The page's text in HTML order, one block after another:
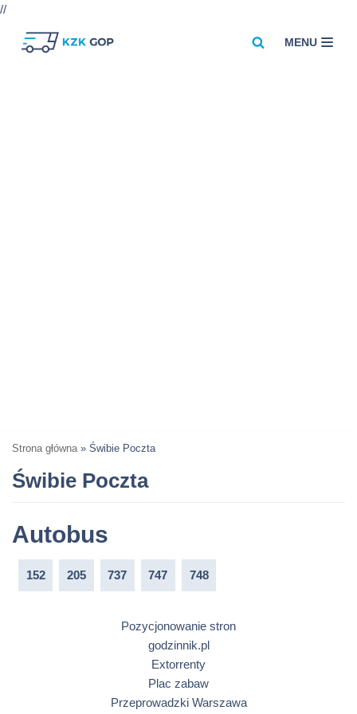
//
MENU
Strona główna » Świbie Poczta
Świbie Poczta
Autobus
152 205 737 747 748
Pozycjonowanie stron
godzinnik.pl
Extorrenty
Plac zabaw
Przeprowadzki Warszawa